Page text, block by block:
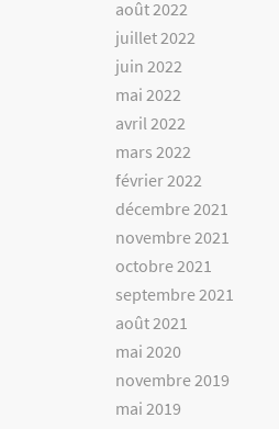
août 2022
juillet 2022
juin 2022
mai 2022
avril 2022
mars 2022
février 2022
décembre 2021
novembre 2021
octobre 2021
septembre 2021
août 2021
mai 2020
novembre 2019
mai 2019